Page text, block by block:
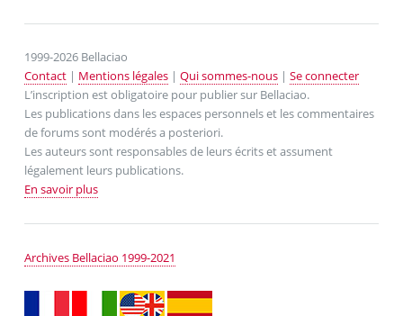
1999-2026 Bellaciao
Contact| Mentions légales| Qui sommes-nous| Se connecter
L’inscription est obligatoire pour publier sur Bellaciao.
Les publications dans les espaces personnels et les commentaires
de forums sont modérés a posteriori.
Les auteurs sont responsables de leurs écrits et assument
légalement leurs publications.
En savoir plus
Archives Bellaciao 1999-2021